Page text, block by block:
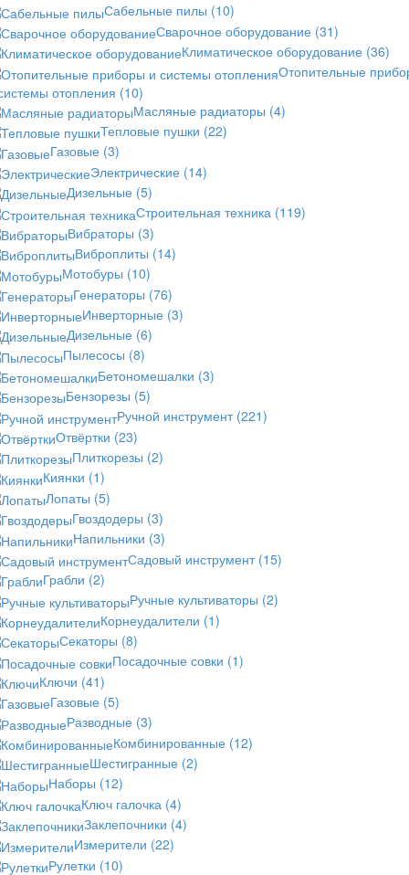
Сабельные пилы (10)
Сварочное оборудование (31)
Климатическое оборудование (36)
Отопительные
отопления (10)
Масляные радиаторы (4)
Тепловые пушки (22)
Газовые (3)
Электрические (14)
Дизельные (5)
Строительная техника (119)
Вибраторы (3)
Виброплиты (14)
Мотобуры (10)
Генераторы (76)
Инверторные (3)
Дизельные (6)
Пылесосы (8)
Бетономешалки (3)
Бензорезы (5)
Ручной инструмент (221)
Отвёртки (23)
Плиткорезы (2)
Киянки (1)
Лопаты (5)
Гвоздодеры (3)
Напильники (3)
Садовый инструмент (15)
Грабли (2)
Ручные культиваторы (2)
Корнеудалители (1)
Секаторы (8)
Посадочные совки (1)
Ключи (41)
Газовые (5)
Разводные (3)
Комбинированные (12)
Шестигранные (2)
Наборы (12)
Ключ галочка (4)
Заклепочники (4)
Измерители (22)
Рулетки (10)